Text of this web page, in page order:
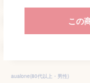
この
aualone(80代以上・男性)